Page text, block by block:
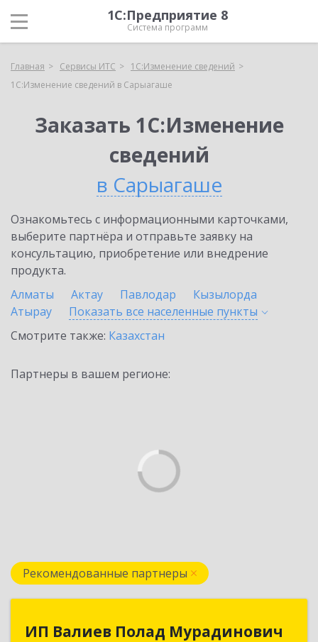
1С:Предприятие 8
Система программ
Главная Сервисы ИТС
1С:Изменение сведений
1С:Изменение сведений в Сарыагаше
Заказать 1С:Изменение
сведений
в Сарыагаше
Ознакомьтесь с информационными карточками,
выберите партнёра и отправьте заявку на
консультацию, приобретение или внедрение
продукта.
Алматы
Актау Павлодар
Кызылорда
Атырау
Показать все населенные пункты
Смотрите также: Казахстан
Партнеры в вашем регионе:
Рекомендованные партнеры
ИП Валиев Полад Мурадинович